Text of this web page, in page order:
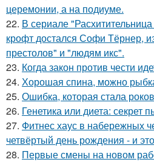
церемонии, а на подиуме.
22. В сериале
крофт достался Софи Тёрнер,
престолов" и "людям икс".
23. Когда закон против чести
24. Хорошая спина, можно
25. Ошибка, которая стала
26. Генетика или диета:
27. Фитнес хаус в набережных
четвёртый день рождения - и
28. Первые смены на новом